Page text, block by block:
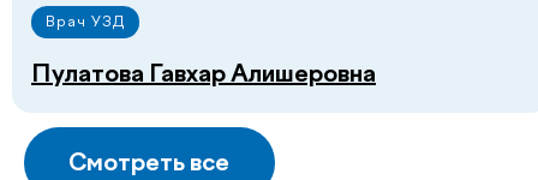
Врач УЗД
Пулатова Гавхар Алишеровна
сертификаты